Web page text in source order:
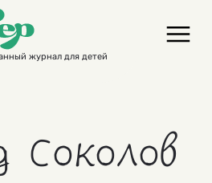
журнал для детей
Соколов